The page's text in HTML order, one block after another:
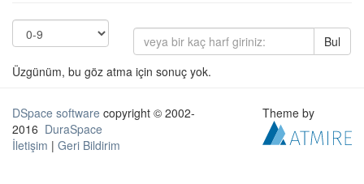
Bul
Üzgünüm, bu göz atma için sonuç yok.
DSpace software copyright © 2002-
2016 DuraSpace
İletişim | Geri Bildirim
Theme by